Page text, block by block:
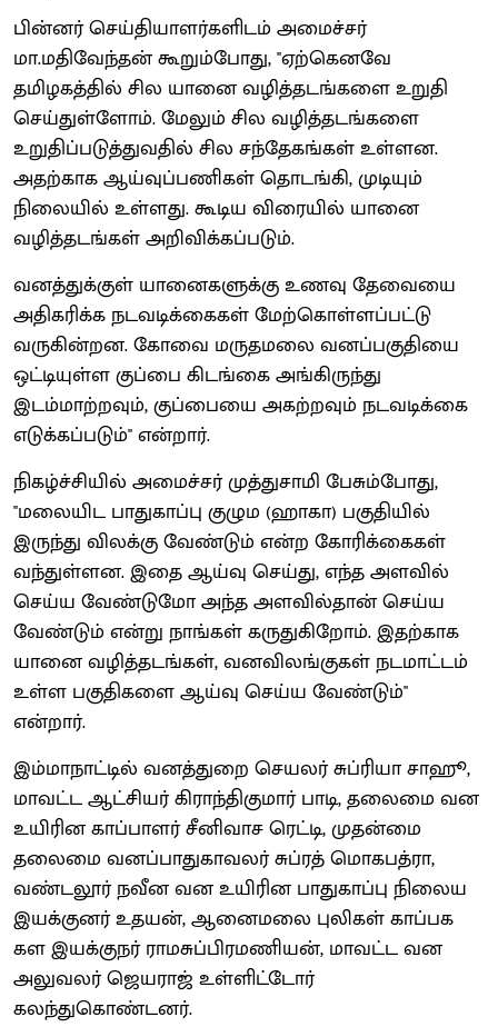
பின்னர் செய்தியாளர்களிடம் அமைச்சர்
மா.மதிவேந்தன் கூறும்போது, ''ஏற்கெனவே
தமிழகத்தில் சில யானை வழித்தடங்களை உறுதி
செய்துள்ளோம். மேலும் சில வழித்தடங்களை
உறுதிப்படுத்துவதில் சில சந்தேகங்கள் உள்ளன.
அதற்காக ஆய்வுப்பணிகள் தொடங்கி, முடியும்
நிலையில் உள்ளது. கூடிய விரையில் யானை
வழித்தடங்கள் அறிவிக்கப்படும்.
வனத்துக்குள் யானைகளுக்கு உணவு தேவையை
அதிகரிக்க நடவடிக்கைகள் மேற்கொள்ளப்பட்டு
வருகின்றன. கோவை மருதமலை வனப்பகுதியை
ஒட்டியுள்ள குப்பை கிடங்கை அங்கிருந்து
இடம்மாற்றவும், குப்பையை அகற்றவும் நடவடிக்கை
எடுக்கப்படும்'' என்றார்.
நிகழ்ச்சியில் அமைச்சர் முத்துசாமி பேசும்போது,
''மலையிட பாதுகாப்பு குழும (ஹாகா) பகுதியில்
இருந்து விலக்கு வேண்டும் என்ற கோரிக்கைகள்
வந்துள்ளன. இதை ஆய்வு செய்து, எந்த அளவில்
செய்ய வேண்டுமோ அந்த அளவில்தான் செய்ய
வேண்டும் என்று நாங்கள் கருதுகிறோம். இதற்காக
யானை வழித்தடங்கள், வனவிலங்குகள் நடமாட்டம்
உள்ள பகுதிகளை ஆய்வு செய்ய வேண்டும்''
என்றார்.
இம்மாநாட்டில் வனத்துறை செயலர் சுப்ரியா சாஹூ,
மாவட்ட ஆட்சியர் கிராந்திகுமார் பாடி, தலைமை வன
உயிரின காப்பாளர் சீனிவாச ரெட்டி, முதன்மை
தலைமை வனப்பாதுகாவலர் சுப்ரத் மொகபத்ரா,
வண்டலூர் நவீன வன உயிரின பாதுகாப்பு நிலைய
இயக்குனர் உதயன், ஆனைமலை புலிகள் காப்பக
கள இயக்குநர் ராமசுப்பிரமணியன், மாவட்ட வன
அலுவலர் ஜெயராஜ் உள்ளிட்டோர்
கலந்துகொண்டனர்.